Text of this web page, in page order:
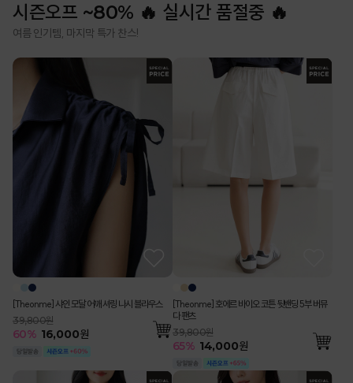
시즌오프 ~80% 🔥 실시간 품절중 🔥
여름 인기템, 마지막 특가 찬스!
[Theonme] 샤인 모달 어깨 셔링 나시 블라우스
39,800원
60% 16,000원
[Theonme] 호에르 바이오 코튼 뒷밴딩 5부 버뮤
다 팬츠
39,800원
65% 14,000원